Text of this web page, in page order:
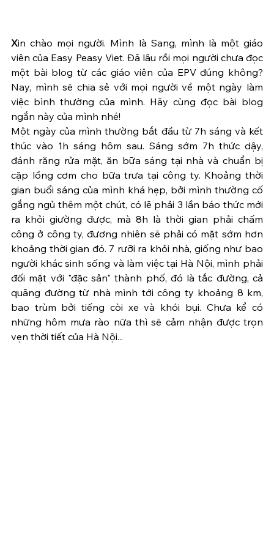
Xin chào mọi người. Mình là Sang, mình là một giáo
viên của Easy Peasy Viet. Đã lâu rồi mọi người chưa đọc
một bài blog từ các giáo viên của EPV đúng không?
Nay, mình sẽ chia sẻ với mọi người về một ngày làm
việc bình thường của mình. Hãy cùng đọc bài blog
ngắn này của mình nhé!
Một ngày của mình thường bắt đầu từ 7h sáng và kết
thúc vào 1h sáng hôm sau. Sáng sớm 7h thức dậy,
đánh răng rửa mặt, ăn bữa sáng tại nhà và chuẩn bị
cặp lồng cơm cho bữa trưa tại công ty. Khoảng thời
gian buổi sáng của mình khá hẹp, bởi mình thường cố
gắng ngủ thêm một chút, có lẽ phải 3 lần báo thức mới
ra khỏi giường được, mà 8h là thời gian phải chấm
công ở công ty, đương nhiên sẽ phải có mặt sớm hơn
khoảng thời gian đó. 7 rưỡi ra khỏi nhà, giống như bao
người khác sinh sống và làm việc tại Hà Nội, mình phải
đối mặt với "đặc sản" thành phố, đó là tắc đường, cả
quãng đường từ nhà mình tới công ty khoảng 8 km,
bao trùm bởi tiếng còi xe và khói bụi. Chưa kể có
những hôm mưa rào nữa thì sẽ cảm nhận được trọn
vẹn thời tiết của Hà Nội...